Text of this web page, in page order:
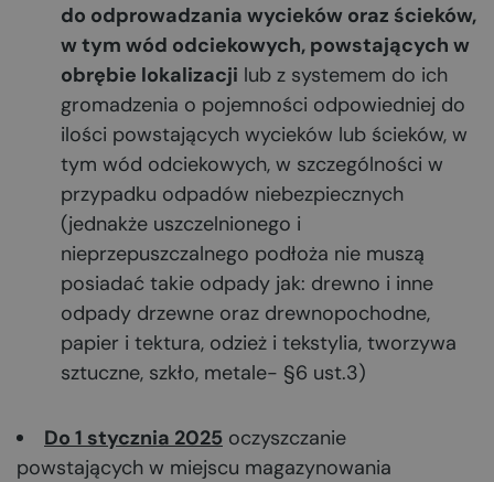
do odprowadzania wycieków oraz ścieków,
w tym wód odciekowych, powstających w
obrębie lokalizacji lub z systemem do ich
gromadzenia o pojemności odpowiedniej do
ilości powstających wycieków lub ścieków, w
tym wód odciekowych, w szczególności w
przypadku odpadów niebezpiecznych
(jednakże uszczelnionego i
nieprzepuszczalnego podłoża nie muszą
posiadać takie odpady jak: drewno i inne
odpady drzewne oraz drewnopochodne,
papier i tektura, odzież i tekstylia, tworzywa
sztuczne, szkło, metale- §6 ust.3)
Do 1 stycznia 2025 oczyszczanie
powstających w miejscu magazynowania